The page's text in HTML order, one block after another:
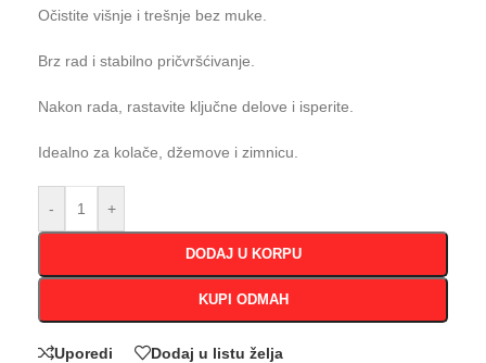
Očistite višnje i trešnje bez muke.
Brz rad i stabilno pričvršćivanje.
Nakon rada, rastavite ključne delove i isperite.
Idealno za kolače, džemove i zimnicu.
- +
DODAJ U KORPU
KUPI ODMAH
Uporedi Dodaj u listu želja